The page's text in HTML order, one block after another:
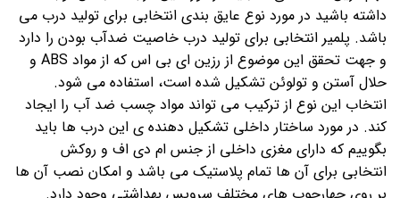
داشته باشید در مورد نوع عایق بندی انتخابی برای تولید درب می
باشد. پلمیر انتخابی برای تولید درب خاصیت ضدآب بودن را دارد
و جهت تحقق این موضوع از رزین ای بی اس که از مواد ABS و
حلال آستن و تولوئن تشکیل شده است، استفاده می شود.
انتخاب این نوع از ترکیب می تواند مواد چسب ضد آب را ایجاد
کند. در مورد ساختار داخلی تشکیل دهنده ی این درب ها باید
بگوییم که دارای مغزی داخلی از جنس ام دی اف و روکش
انتخابی برای آن ها تمام پلاستیک می باشد و امکان نصب آن ها